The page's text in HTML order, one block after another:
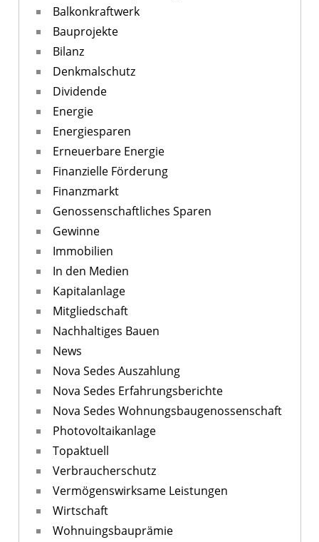
Balkonkraftwerk
Bauprojekte
Bilanz
Denkmalschutz
Dividende
Energie
Energiesparen
Erneuerbare Energie
Finanzielle Förderung
Finanzmarkt
Genossenschaftliches Sparen
Gewinne
Immobilien
In den Medien
Kapitalanlage
Mitgliedschaft
Nachhaltiges Bauen
News
Nova Sedes Auszahlung
Nova Sedes Erfahrungsberichte
Nova Sedes Wohnungsbaugenossenschaft
Photovoltaikanlage
Topaktuell
Verbraucherschutz
Vermögenswirksame Leistungen
Wirtschaft
Wohnuingsbauprämie